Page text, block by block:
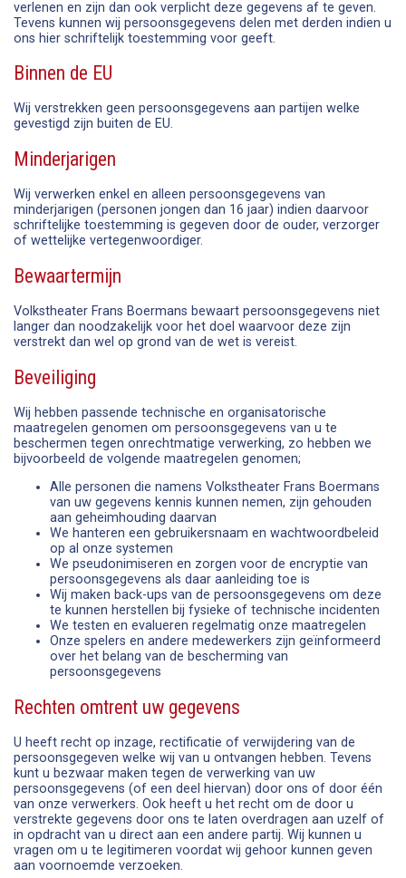
verlenen en zijn dan ook verplicht deze gegevens af te geven.
Tevens kunnen wij persoonsgegevens delen met derden indien u
ons hier schriftelijk toestemming voor geeft.
Binnen de EU
Wij verstrekken geen persoonsgegevens aan partijen welke
gevestigd zijn buiten de EU.
Minderjarigen
Wij verwerken enkel en alleen persoonsgegevens van
minderjarigen (personen jongen dan 16 jaar) indien daarvoor
schriftelijke toestemming is gegeven door de ouder, verzorger
of wettelijke vertegenwoordiger.
Bewaartermijn
Volkstheater Frans Boermans bewaart persoonsgegevens niet
langer dan noodzakelijk voor het doel waarvoor deze zijn
verstrekt dan wel op grond van de wet is vereist.
Beveiliging
Wij hebben passende technische en organisatorische
maatregelen genomen om persoonsgegevens van u te
beschermen tegen onrechtmatige verwerking, zo hebben we
bijvoorbeeld de volgende maatregelen genomen;
Alle personen die namens Volkstheater Frans Boermans
van uw gegevens kennis kunnen nemen, zijn gehouden
aan geheimhouding daarvan
We hanteren een gebruikersnaam en wachtwoordbeleid
op al onze systemen
We pseudonimiseren en zorgen voor de encryptie van
persoonsgegevens als daar aanleiding toe is
Wij maken back-ups van de persoonsgegevens om deze
te kunnen herstellen bij fysieke of technische incidenten
We testen en evalueren regelmatig onze maatregelen
Onze spelers en andere medewerkers zijn geïnformeerd
over het belang van de bescherming van
persoonsgegevens
Rechten omtrent uw gegevens
U heeft recht op inzage, rectificatie of verwijdering van de
persoonsgegeven welke wij van u ontvangen hebben. Tevens
kunt u bezwaar maken tegen de verwerking van uw
persoonsgegevens (of een deel hiervan) door ons of door één
van onze verwerkers. Ook heeft u het recht om de door u
verstrekte gegevens door ons te laten overdragen aan uzelf of
in opdracht van u direct aan een andere partij. Wij kunnen u
vragen om u te legitimeren voordat wij gehoor kunnen geven
aan voornoemde verzoeken.